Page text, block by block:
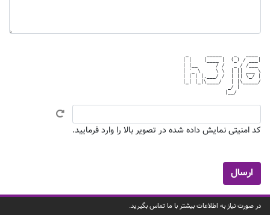
| |    |____ |  (_) / ___|
| |__      / /   _ / /___
| '_ \     \ \  | || ___ \
| | | |.___/ /  | || \_/ |
|_| |_|\____/   | |\_____/
               _/ |
کد امنیتی نمایش داده شده در تصویر بالا را وارد فرمایید.
در صورت نیاز به اطلاعات بیشتر با ما تماس بگیرید.